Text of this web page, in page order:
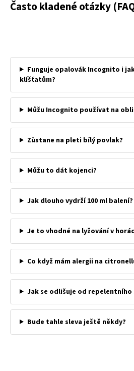
Často kladené otázky
Funguje opalovák Incognito i
klíšťatům?
Můžu Incognito používat na
Zůstane na pleti bílý povlak?
Můžu to dát kojenci?
Jak dlouho vydrží 100 ml balení?
Je to vhodné na lyžování v
Co když mám alergii na
Jak se odlišuje od
Bude tahle sleva ještě někdy?